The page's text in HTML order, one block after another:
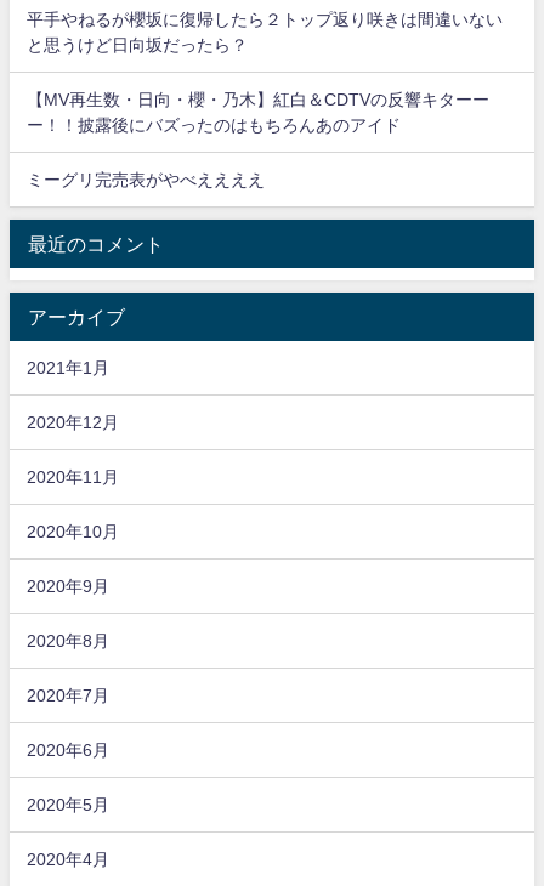
平手やねるが櫻坂に復帰したら２トップ返り咲きは間違いない
と思うけど日向坂だったら？
【MV再生数・日向・櫻・乃木】紅白＆CDTVの反響キターー
ー！！披露後にバズったのはもちろんあのアイド
ミーグリ完売表がやべええええ
最近のコメント
アーカイブ
2021年1月
2020年12月
2020年11月
2020年10月
2020年9月
2020年8月
2020年7月
2020年6月
2020年5月
2020年4月